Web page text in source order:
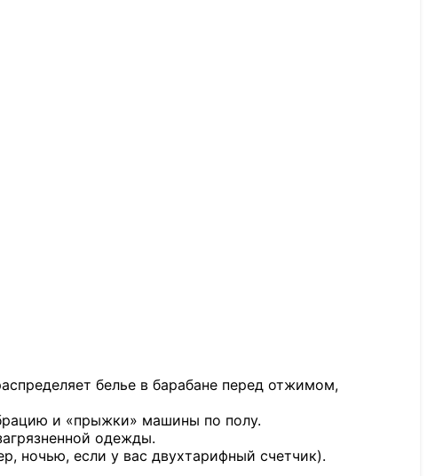
белье в барабане перед отжимом,
и «прыжки» машины по полу.
одежды.
ночью, если у вас двухтарифный счетчик).